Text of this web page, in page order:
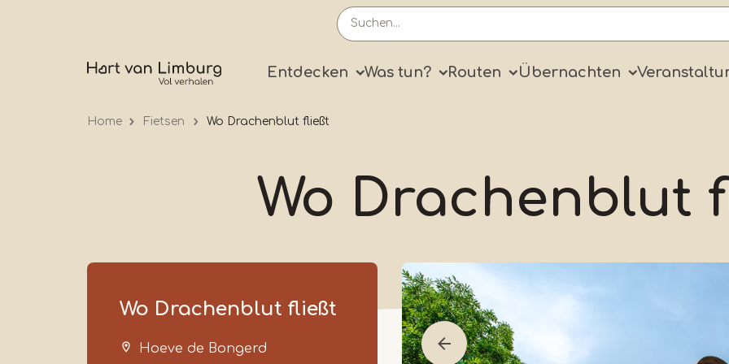
Primary
Entdecken Was tun? Routen Übernachten
Home Fietsen Wo Drachenblut fließt
Wo Drachenblut
Wo Drachenblut fließt
Hoeve de Bongerd